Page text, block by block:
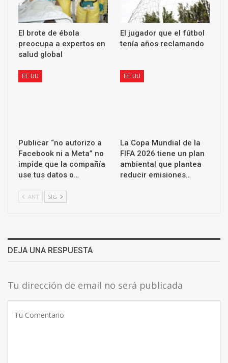
El brote de ébola
preocupa a expertos en
salud global
El jugador que el fútbol
tenía años reclamando
EE.UU
Publicar “no autorizo a
Facebook ni a Meta” no
impide que la compañía
use tus datos o…
EE.UU
La Copa Mundial de la
FIFA 2026 tiene un plan
ambiental que plantea
reducir emisiones…
ANT SIG
DEJA UNA RESPUESTA
Tu dirección de email no será publicada